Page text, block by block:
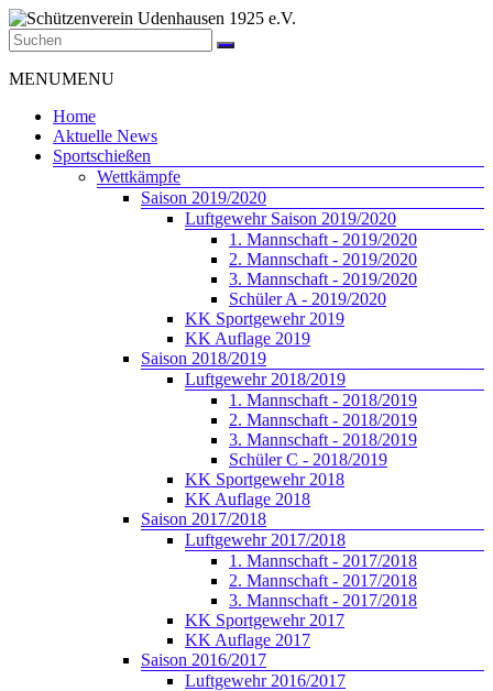
Zum
Inhalt
springen
Schützenverein
Udenhausen
e.V.
Schützenverein
Menü
MENUMENU
Home
Aktuelle News
Sportschießen
Wettkämpfe
Saison 2019/2020
Luftgewehr Saison 2019/2020
1. Mannschaft - 2019/2020
2. Mannschaft - 2019/2020
3. Mannschaft - 2019/2020
Schüler A - 2019/2020
KK Sportgewehr 2019
KK Auflage 2019
Saison 2018/2019
Luftgewehr 2018/2019
1. Mannschaft - 2018/2019
2. Mannschaft - 2018/2019
3. Mannschaft - 2018/2019
Schüler C - 2018/2019
KK Sportgewehr 2018
KK Auflage 2018
Saison 2017/2018
Luftgewehr 2017/2018
1. Mannschaft - 2017/2018
2. Mannschaft - 2017/2018
3. Mannschaft - 2017/2018
KK Sportgewehr 2017
KK Auflage 2017
Saison 2016/2017
Luftgewehr 2016/2017